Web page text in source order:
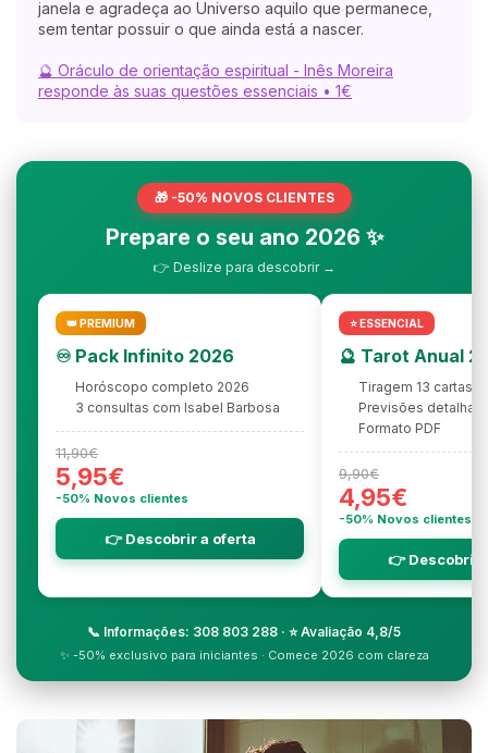
janela e agradeça ao Universo aquilo que permanece,
sem tentar possuir o que ainda está a nascer.
🔮 Oráculo de orientação espiritual - Inês Moreira
responde às suas questões essenciais • 1€
🎁 -50% NOVOS CLIENTES
Prepare o seu ano 2026 ✨
👉 Deslize para descobrir →
👑 PREMIUM
♾️ Pack Infinito 2026
Horóscopo completo 2026
3 consultas com Isabel Barbosa
11,90€
5,95€
-50% Novos clientes
👉 Descobrir a oferta
⭐ ESSENCIAL
🔮 Tarot Anual
Tiragem 13 cartas
Previsões
Formato PDF
9,90€
4,95€
-50% Novos clientes
👉 Descobrir
📞 Informações: 308 803 288 · ⭐ Avaliação 4,8/5
✨ -50% exclusivo para iniciantes · Comece 2026 com clareza